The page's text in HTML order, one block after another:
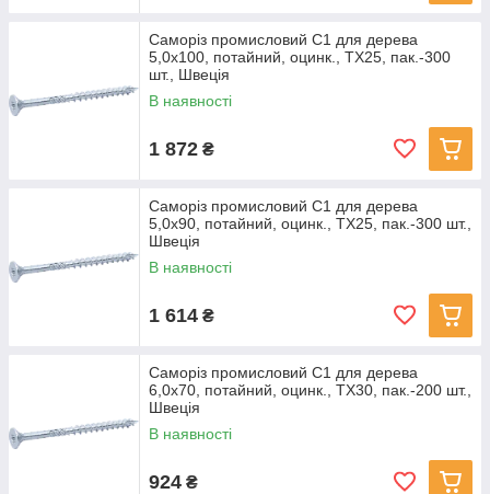
Саморіз промисловий С1 для дерева
5,0х100, потайний, оцинк., TX25, пак.-300
шт., Швеція
В наявності
1 872 ₴
Саморіз промисловий С1 для дерева
5,0х90, потайний, оцинк., TX25, пак.-300 шт.,
Швеція
В наявності
1 614 ₴
Саморіз промисловий С1 для дерева
6,0х70, потайний, оцинк., TX30, пак.-200 шт.,
Швеція
В наявності
924 ₴